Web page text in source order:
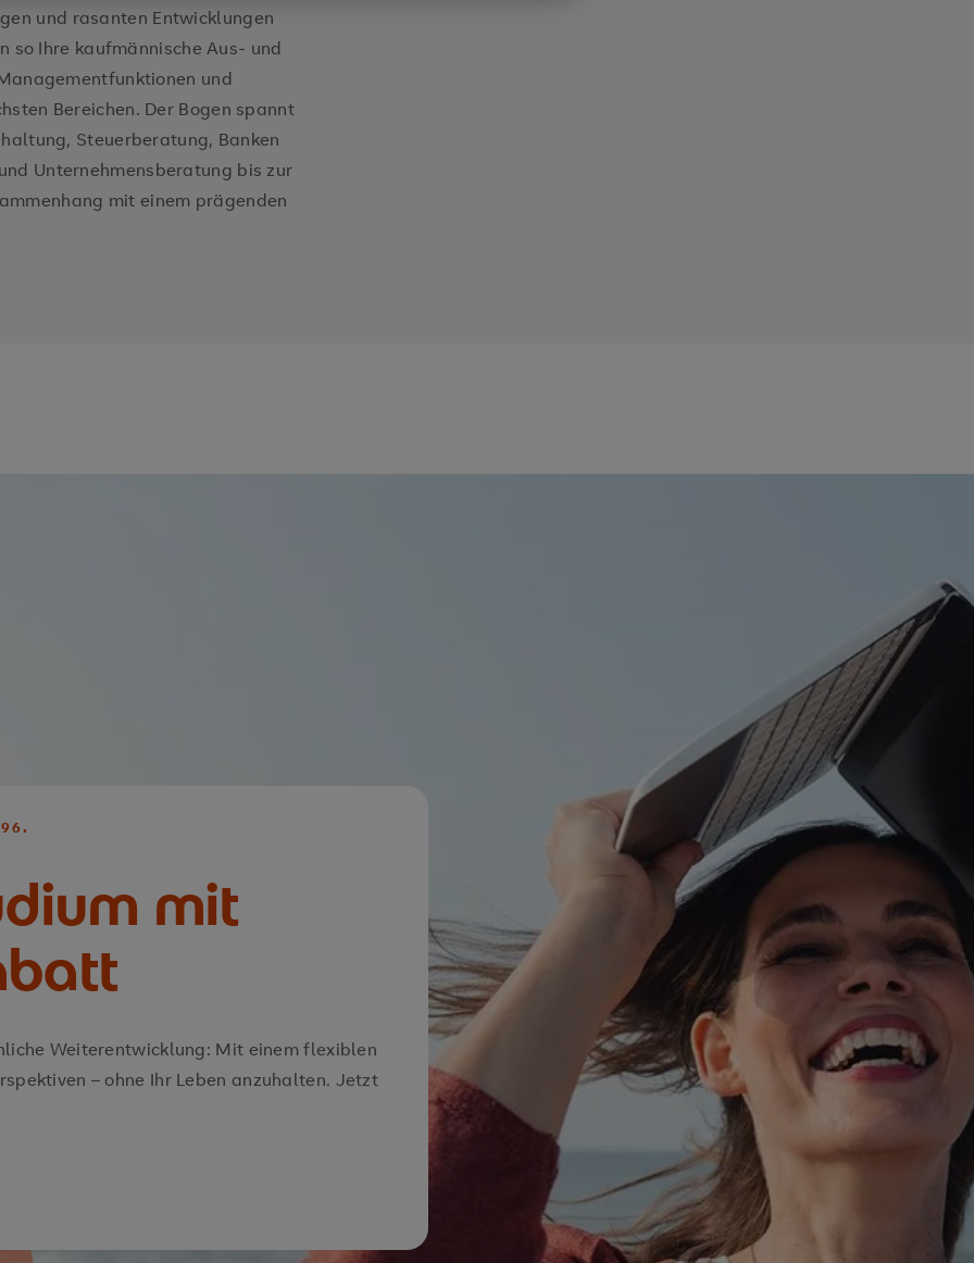
und rasanten Entwicklungen
so Ihre kaufmännische Aus- und
und
Bereichen. Der Bogen spannt
Steuerberatung, Banken
Unternehmensberatung bis zur
mit einem prägenden
mit
Weiterentwicklung: Mit einem flexiblen
– ohne Ihr Leben anzuhalten. Jetzt